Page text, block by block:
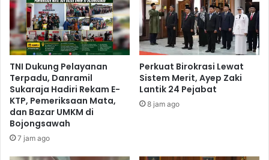
TNI Dukung Pelayanan
Terpadu, Danramil
Sukaraja Hadiri Rekam E-
KTP, Pemeriksaan Mata,
dan Bazar UMKM di
Bojongsawah
7 jam ago
Perkuat Birokrasi Lewat
Sistem Merit, Ayep Zaki
Lantik 24 Pejabat
8 jam ago